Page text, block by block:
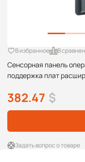
Сенсорная панель
поддержка плат
В избранное В
382.47 $
Задать вопрос о товаре